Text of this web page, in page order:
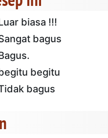
biasa !!!
bagus
begitu
bagus